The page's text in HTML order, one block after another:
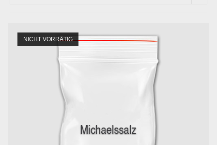
NICHT VORRÄTIG